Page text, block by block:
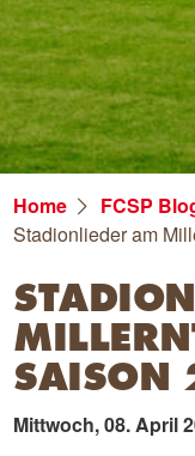
Home
FCSP
Stadionlieder am
Mittwoch, 08. April